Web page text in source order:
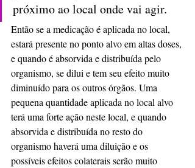
próximo ao local onde vai agir.
Então se a medicação é aplicada no local,
estará presente no ponto alvo em altas doses,
e quando é absorvida e distribuída pelo
organismo, se dilui e tem seu efeito muito
diminuído para os outros órgãos. Uma
pequena quantidade aplicada no local alvo
terá uma forte ação neste local, e quando
absorvida e distribuída no resto do
organismo haverá uma diluição e os
possíveis efeitos colaterais serão muito